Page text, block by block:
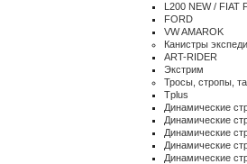
L200 NEW / FIAT
FORD
VW AMAROK
Канистры
ART-RIDER
Экстрим
Тросы, стропы,
Tplus
Динамические
Динамические
Динамические
Динамические
Динамические